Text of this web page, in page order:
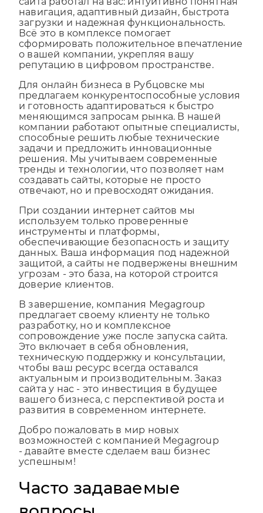
загрузки и надежная функциональность.
Всё это в комплексе помогает
сформировать положительное впечатление
о вашей компании, укрепляя вашу
репутацию в цифровом пространстве.
предлагаем конкурентоспособные условия
и готовность адаптироваться к быстро
меняющимся запросам рынка. В нашей
компании работают опытные специалисты,
способные решить любые технические
задачи и предложить инновационные
решения. Мы учитываем современные
тренды и технологии, что позволяет нам
создавать сайты, которые не просто
отвечают, но и превосходят ожидания.
используем только проверенные
инструменты и платформы,
обеспечивающие безопасность и защиту
данных. Ваша информация под надежной
защитой, а сайты не подвержены внешним
угрозам - это база, на которой строится
доверие клиентов.
предлагает своему клиенту не только
разработку, но и комплексное
сопровождение уже после запуска сайта.
Это включает в себя обновления,
техническую поддержку и консультации,
чтобы ваш ресурс всегда оставался
актуальным и производительным. Заказ
сайта у нас - это инвестиция в будущее
вашего бизнеса, с перспективой роста и
развития в современном интернете.
возможностей с компанией Megagroup
- давайте вместе сделаем ваш бизнес
успешным!
Часто задаваемые
вопросы